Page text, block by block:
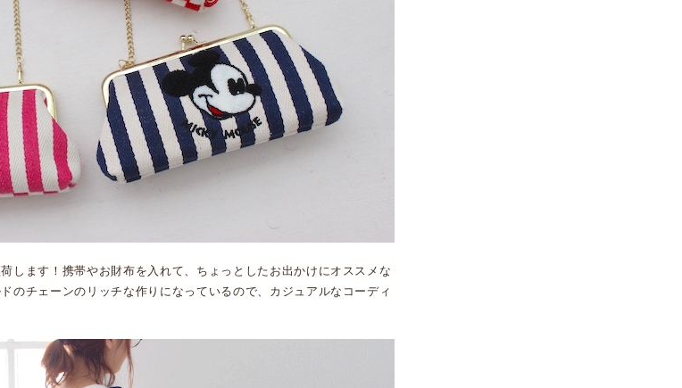
します！携帯やお財布を入れて、ちょっとしたお出かけにオススメな
のチェーンのリッチな作りになっているので、カジュアルなコーディ